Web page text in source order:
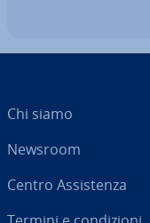
Chi siamo
Newsroom
Centro As­si­sten­za